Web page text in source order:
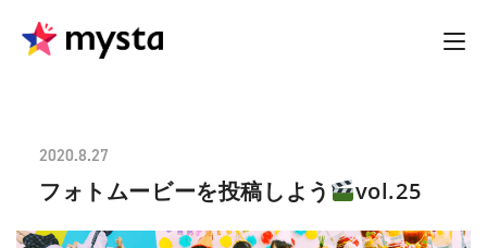
2020.8.27
フォトムービーを投稿しよう vol.25